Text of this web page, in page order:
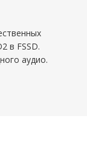
в FSSD.
аудио.